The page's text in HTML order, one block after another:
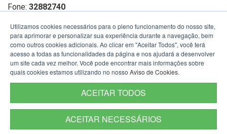
Fone: 32882740
Termos de Uso
Utilizamos cookies necessários para o pleno funcionamento do nosso site,
para aprimorar e personalizar sua experiência durante a navegação, bem
como outros cookies adicionais. Ao clicar em "Aceitar Todos", você terá
acesso a todas as funcionalidades da página e nos ajudará a desenvolver
um site cada vez melhor. Você pode encontrar mais informações sobre
quais cookies estamos utilizando no nosso Aviso de Cookies.
ACEITAR TODOS
ACEITAR NECESSÁRIOS